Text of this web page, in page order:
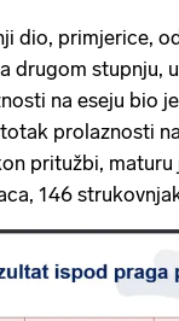
dio, primjerice,
drugom stupnju,
na eseju bio
prolaznosti
pritužbi, maturu
146